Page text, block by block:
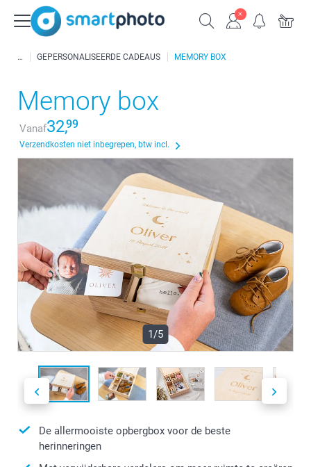
GEPERSONALISEERDE CADEAUS MEMORY BOX
Memory box
Vanaf32,99
Verzendkosten niet inbegrepen, btw incl.
1/5
De allermooiste opbergbox voor de beste
herinneringen